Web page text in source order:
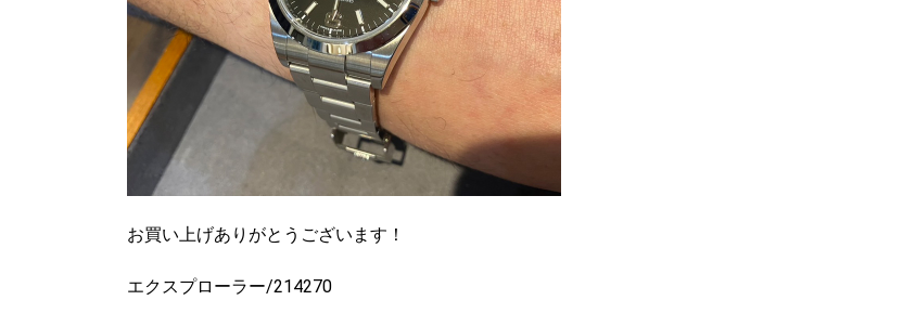
お買い上げありがとうございます！
エクスプローラー/214270